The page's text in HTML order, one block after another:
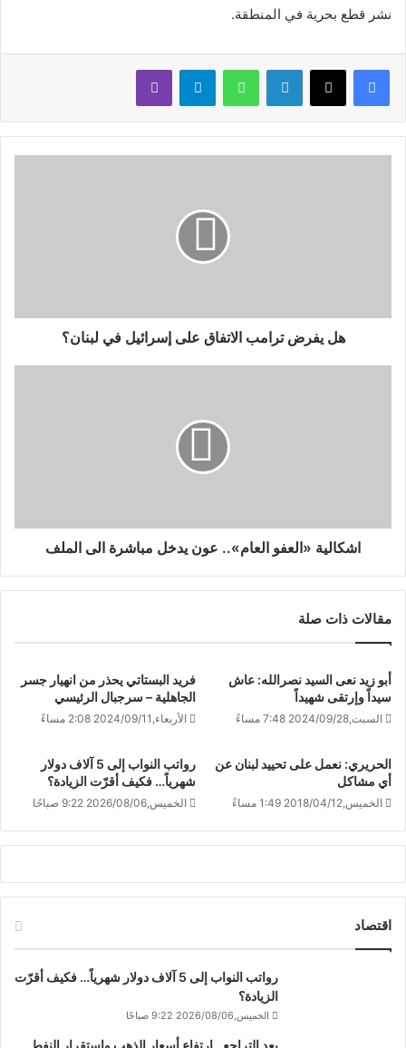
نشر قطع بحرية في المنطقة.
لينكدإن واتساب تيلقرام ڤايبر
هل يفرض ترامب الاتفاق على إسرائيل في لبنان؟
اشكالية «العفو العام».. عون يدخل مباشرة الى الملف
مقالات ذات صلة
أبو زيد نعى السيد نصرالله: عاش
سيداً وإرتقى شهيداً
السبت,2024/09/28 7:48 مساءً
فريد البستاتي يحذر من انهيار جسر
الجاهلية – سرجبال الرئيسي
الأربعاء,2024/09/11 2:08 مساءً
الحريري: نعمل على تحييد لبنان عن
أي مشاكل
الخميس,2018/04/12 1:49 مساءً
رواتب النواب إلى 5 آلاف دولار
شهرياً… فكيف أقرّت الزيادة؟
الخميس,2026/08/06 9:22 صباحًا
اقتصاد
رواتب النواب إلى 5 آلاف دولار شهرياً… فكيف أقرّت
الزيادة؟
الخميس,2026/08/06 9:22 صباحًا
بعد التراجع.. ارتفاع أسعار الذهب واستقرار النفط